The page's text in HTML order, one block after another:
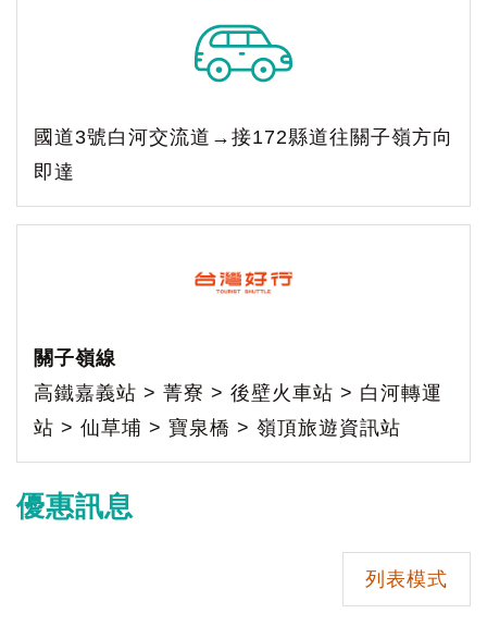
國道3號白河交流道→接172縣道往關子嶺方向
即達
關子嶺線
高鐵嘉義站 > 菁寮 > 後壁火車站 > 白河轉運
站 > 仙草埔 > 寶泉橋 > 嶺頂旅遊資訊站
優惠訊息
列表模式